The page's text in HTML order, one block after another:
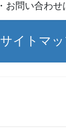
お問い合わせ
サイトマ